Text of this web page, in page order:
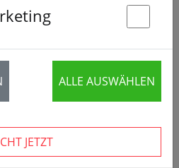
›
ALLE AUSWÄHLEN
JETZT